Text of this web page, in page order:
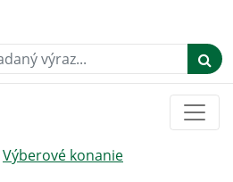
výraz...
Výberové konanie